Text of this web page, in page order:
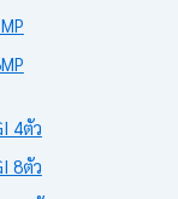
4ตัว
8ตัว